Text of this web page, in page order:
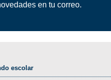
en tu correo.
escolar